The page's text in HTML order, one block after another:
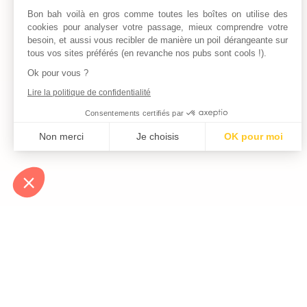
Bon bah voilà en gros comme toutes les boîtes on utilise des
cookies pour analyser votre passage, mieux comprendre votre
besoin, et aussi vous recibler de manière un poil dérangeante sur
tous vos sites préférés (en revanche nos pubs sont cools !).
Ok pour vous ?
Lire la politique de confidentialité
Consentements certifiés par
Non merci Je choisis
OK pour moi
Notre plateforme vous permet d'adapter et de gérer vos